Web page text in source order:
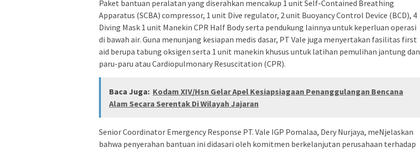
Paket bantuan peralatan yang diserahkan mencakup 1 unit Self-Contained Breathing
Apparatus (SCBA) compressor, 1 unit Dive regulator, 2 unit Buoyancy Control Device (BCD), 4
Diving Mask 1 unit Manekin CPR Half Body serta pendukung lainnya untuk keperluan operasi
di bawah air. Guna menunjang kesiapan medis dasar, PT Vale juga menyertakan fasilitas first
aid berupa tabung oksigen serta 1 unit manekin khusus untuk latihan pemulihan jantung dan
paru-paru atau Cardiopulmonary Resuscitation (CPR).
Baca Juga: Kodam XIV/Hsn Gelar Apel Kesiapsiagaan Penanggulangan Bencana
Alam Secara Serentak Di Wilayah Jajaran
Senior Coordinator Emergency Response PT. Vale IGP Pomalaa, Dery Nurjaya, meNjelaskan
bahwa penyerahan bantuan ini didasari oleh komitmen berkelanjutan perusahaan terhadap